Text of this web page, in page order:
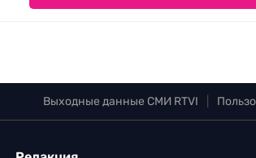
Выходные данные СМИ RTVI